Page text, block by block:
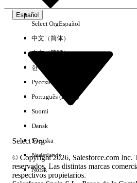
No hay
Español
Select Org
Select OrgEspañol
中文（简体）
中文（繁體）
한국어
Русский
Português (Brasil)
Suomi
Dansk
Svenska
Nederlands
Norsk
© Copyright 2026, Salesforce.com Inc.
reservados. Las distintas marcas
respectivos propietarios.